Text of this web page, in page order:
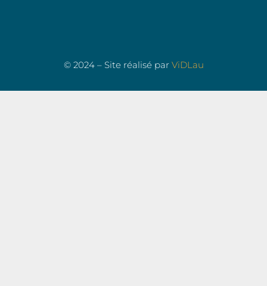
© 2024 – Site réalisé par ViDLau